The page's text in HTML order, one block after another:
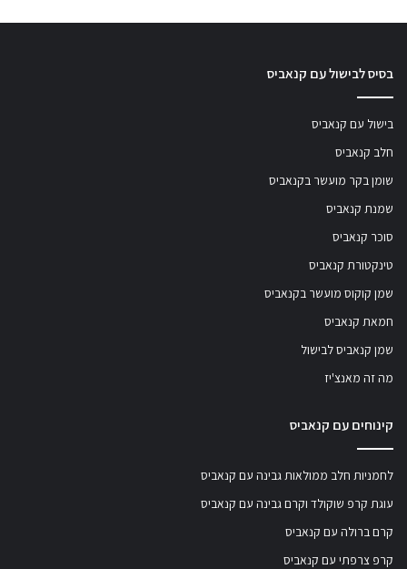
בסיס לבישול עם קנאביס
בישול עם קנאביס
חלב קנאביס
שומן בקר מועשר בקנאביס
שמנת קנאביס
סוכר קנאביס
טינקטורת קנאביס
שמן קוקוס מועשר בקנאביס
חמאת קנאביס
שמן קנאביס לבישול
מה זה מאנצ'יז
קינוחים עם קנאביס
לחמניות חלב ממולאות גבינה עם קנאביס
עוגת קרפ שוקולד וקרם גבינה עם קנאביס
קרם ברולה עם קנאביס
קרפ צרפתי עם קנאביס